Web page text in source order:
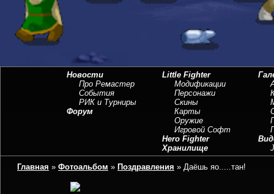
Новости
Про Ремастер
События
РИК и Турниры
Форум
Little Fighter
Модификации
Персонажи
Скины
Карты
Оружие
Игровой Софт
Hero Fighter
Хранилище
Главная » Фотоальбом » Поздравления » Даёшь яо.....тан!